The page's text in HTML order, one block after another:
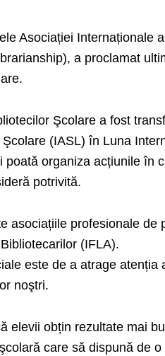
Asociației Internaționale
a proclamat
Şcolare a fost
(IASL) în Luna
organiza acțiunile în
potrivită.
asociațiile profesionale de
(IFLA).
este de a atrage atenția
noştri.
elevii obțin rezultate mai
care să dispună de